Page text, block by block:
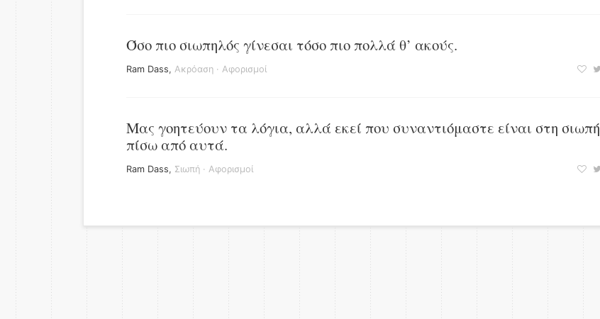
Όσο πιο σιωπηλός γίνεσαι τόσο πιο πολλά θ’ ακούς.
Ram Dass, Ακρόαση · Αφορισμοί
Μας γοητεύουν τα λόγια, αλλά εκεί που συναντιόμαστε είναι στη σιωπή
πίσω από αυτά.
Ram Dass, Σιωπή · Αφορισμοί